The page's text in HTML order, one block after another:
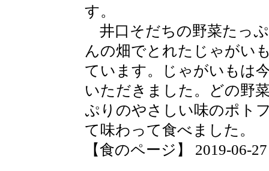
す。
井口そだちの野菜たっ
んの畑でとれたじゃがい
ています。じゃがいもは
いただきました。どの野
ぷりのやさしい味のポト
て味わって食べました。
【食のページ】 2019-06-